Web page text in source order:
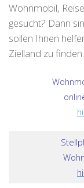
Wohnmobil,
gesucht? Dann
sollen Ihnen
Zielland zu finden.